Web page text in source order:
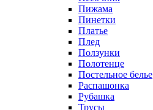
Пижама
Пинетки
Платье
Плед
Ползунки
Полотенце
Постельное белье
Распашонка
Рубашка
Трусы